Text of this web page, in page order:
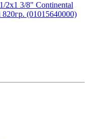
2х1 3/8" Continental
(01015640000)